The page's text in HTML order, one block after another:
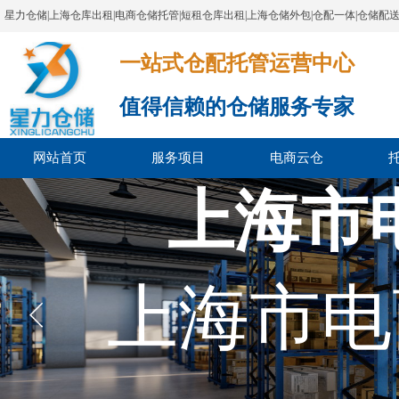
星力仓储|上海仓库出租|电商仓储托管|短租仓库出租|上海仓储外包|仓配一体|仓储配
一站式仓配托管运营中心​​​​​​​​​​​​​​​​​
值得信赖的仓储服务专家
网站首页 服务项目 电商云仓
上海市
上海市